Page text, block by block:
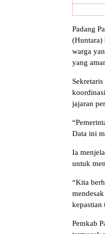
Padang
(Huntara)
warga
yang
jajaran
Data ini
Ia
untuk
“Kita
kepastian
Pemkab